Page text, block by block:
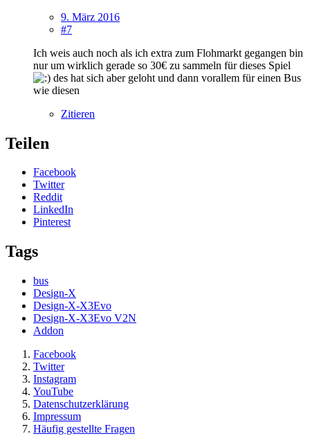
9. März 2016
#7
Ich weis auch noch als ich extra zum Flohmarkt gegangen bin
nur um wirklich gerade so 30€ zu sammeln für dieses Spiel
des hat sich aber geloht und dann vorallem für einen Bus
wie diesen
Zitieren
Teilen
Facebook
Twitter
Reddit
LinkedIn
Pinterest
Tags
bus
Design-X
Design-X-X3Evo
Design-X-X3Evo V2N
Addon
Facebook
Twitter
Instagram
YouTube
Datenschutzerklärung
Impressum
Häufig gestellte Fragen